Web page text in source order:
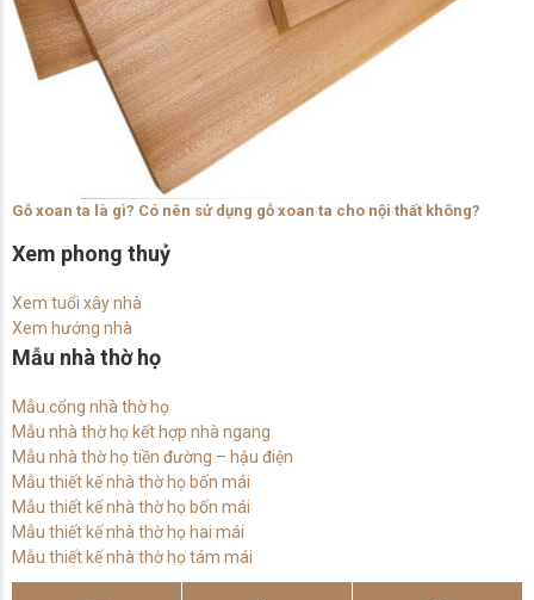
Gỗ xoan ta là gì? Có nên sử dụng gỗ xoan ta cho nội thất không?
Xem phong thuỷ
Xem tuổi xây nhà
Xem hướng nhà
Mẫu nhà thờ họ
Mẫu cổng nhà thờ họ
Mẫu nhà thờ họ kết hợp nhà ngang
Mẫu nhà thờ họ tiền đường – hậu điện
Mẫu thiết kế nhà thờ họ bốn mái
Mẫu thiết kế nhà thờ họ bốn mái
Mẫu thiết kế nhà thờ họ hai mái
Mẫu thiết kế nhà thờ họ tám mái